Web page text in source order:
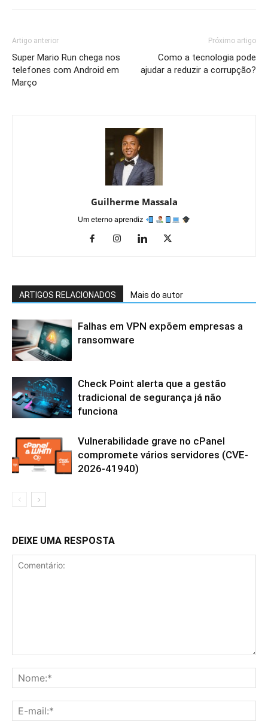
Artigo anterior
Super Mario Run chega nos
telefones com Android em
Março
Próximo artigo
Como a tecnologia pode
ajudar a reduzir a corrupção?
Guilherme Massala
Um eterno aprendiz
ARTIGOS RELACIONADOS Mais do autor
Falhas em VPN expõem empresas a
ransomware
Check Point alerta que a gestão
tradicional de segurança já não
funciona
Vulnerabilidade grave no cPanel
compromete vários servidores (CVE-
2026-41940)
DEIXE UMA RESPOSTA